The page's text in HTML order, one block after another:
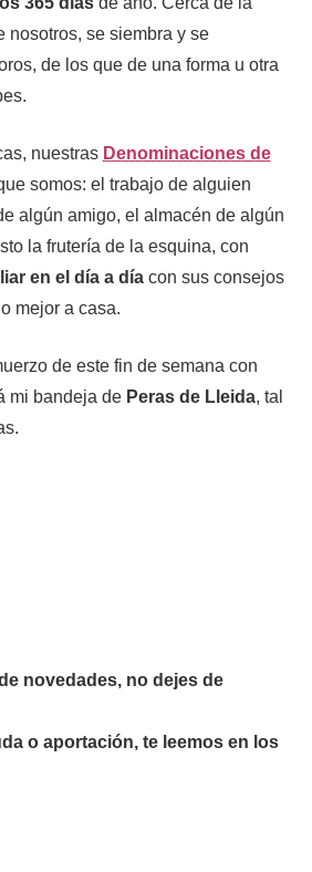
nosotros, se siembra y se
de los que de una forma u otra
nuestras Denominaciones de
somos: el trabajo de alguien
algún amigo, el almacén de algún
la frutería de la esquina, con
en el día a díacon sus consejos
mejor a casa.
de este fin de semana con
mi bandeja de Peras de Lleida, tal
novedades, no dejes de
o aportación, te leemos en los